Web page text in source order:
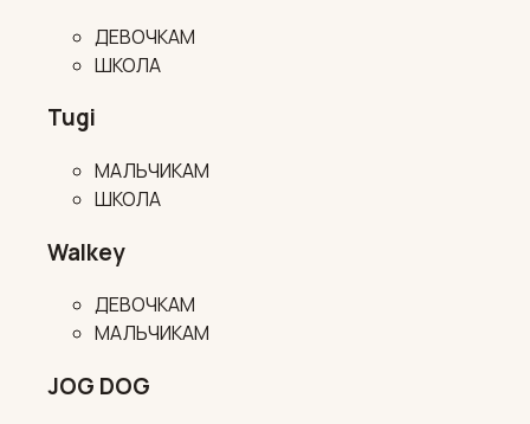
ДЕВОЧКАМ
ШКОЛА
Tugi
МАЛЬЧИКАМ
ШКОЛА
Walkey
ДЕВОЧКАМ
МАЛЬЧИКАМ
JOG DOG